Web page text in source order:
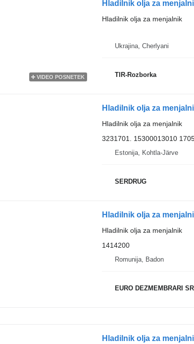
VIDEO POSNETEK
Hladilnik olja za menjalnik
Ukrajina, Cherlyani
TIR-Rozborka
Hladilnik olja za
Hladilnik olja za menjalnik
3231701. 15300013010
Estonija, Kohtla-Järve
SERDRUG
Hladilnik olja za menjalnik
1414200
Romunija, Badon
EURO DEZMEMBRARI
Hladilnik olja za